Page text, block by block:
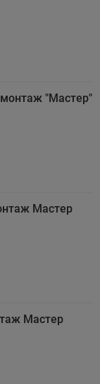
"Мастер"
Мастер
Мастер